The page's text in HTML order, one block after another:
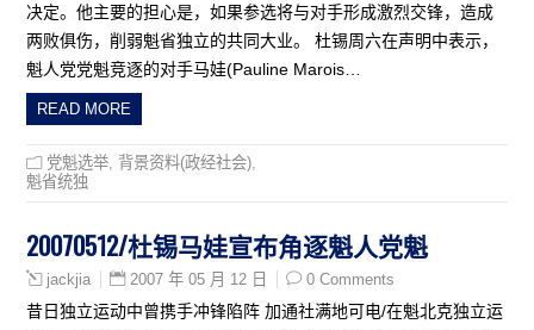
决定。他主要的担心是，如果参选将与对手形成激烈交锋，造成
两败俱伤，削弱魁省独立的共同大业。 杜锡周六在声明中表示，
魁人党党魁竞逐的对手马娃(Pauline Marois…
READ MORE
党魁选举 背景资料(政经社会)
魁省统独
20070512/杜锡马娃宣布角逐魁人党魁
jackjia 2007 年 05 月 12 日 0 Comments
昔日独立运动中曾携手冲锋陷阵 加通社满地可电/在魁北克独立运